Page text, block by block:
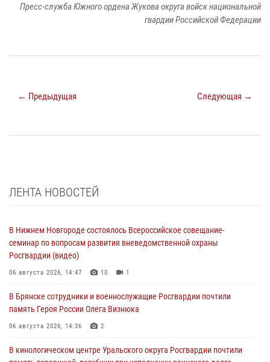
Пресс-служба Южного ордена Жукова округа войск национальной
гвардии Российской Федерации
← Предыдущая Следующая →
ЛЕНТА НОВОСТЕЙ
В Нижнем Новгороде состоялось Всероссийское совещание-
семинар по вопросам развития вневедомственной охраны
Росгвардии (видео)
06 августа 2026, 14:47 10 1
В Брянске сотрудники и военнослужащие Росгвардии почтили
память Героя России Олега Визнюка
06 августа 2026, 14:36 2
В кинологическом центре Уральского округа Росгвардии почтили